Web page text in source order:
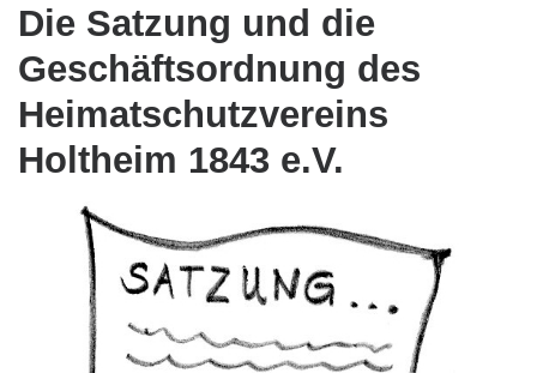
Die Satzung und die
Geschäftsordnung des
Heimatschutzvereins
Holtheim 1843 e.V.